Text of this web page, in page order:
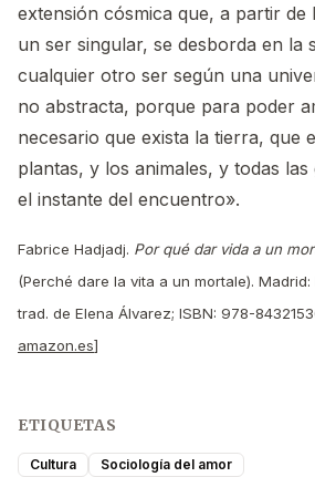
extensión cósmica que, a partir de
un ser singular, se desborda en la
cualquier otro ser según una
no abstracta, porque para poder
necesario que exista la tierra, que
plantas, y los animales, y todas
el instante del encuentro».
Fabrice Hadjadj. Por qué dar vida a un
(Perché dare la vita a un mortale).
trad. de Elena Álvarez; ISBN: 978-
amazon.es]
ETIQUETAS
Cultura Sociología del amor